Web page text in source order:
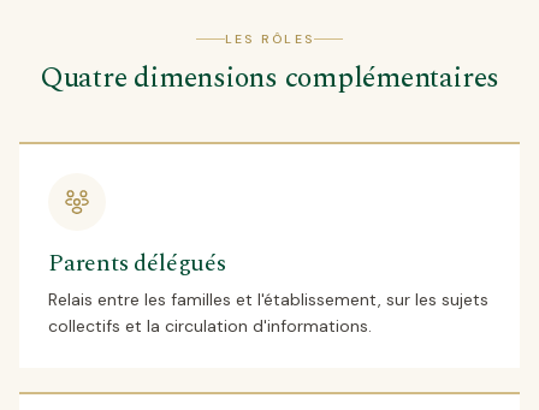
LES RÔLES
Quatre dimensions complémentaires
Parents délégués
Relais entre les familles et l'établissement, sur les sujets
collectifs et la circulation d'informations.